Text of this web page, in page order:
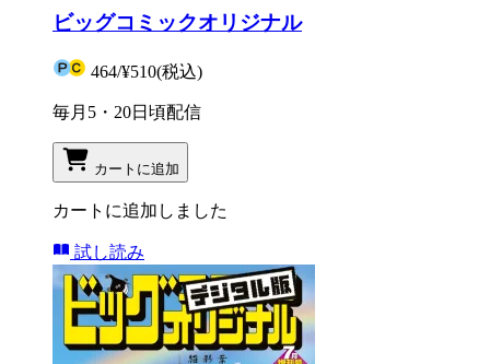
ビッグコミックオリジナル
464/¥510(税込)
毎月5・20日頃配信
カートに追加
カートに追加しました
試し読み